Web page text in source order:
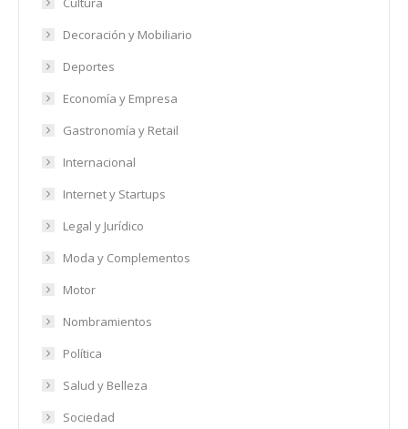
Decoración y Mobiliario
Deportes
Economía y Empresa
Gastronomía y Retail
Internacional
Internet y Startups
Legal y Jurídico
Moda y Complementos
Motor
Nombramientos
Política
Salud y Belleza
Sociedad